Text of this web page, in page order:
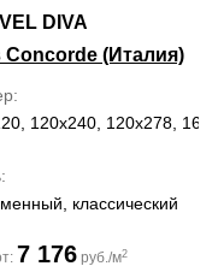
DIVA
Concorde (Италия)
120x240, 120x278,
классический
7 176 руб./м2